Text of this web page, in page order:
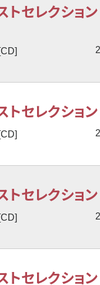
セレクション
セレクション
セレクション
セレクション